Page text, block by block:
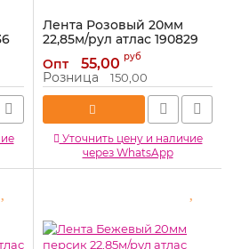
Лента Розовый 20мм
22,85м/рул атлас 190829
Артикул: 190829
Опт 55,00 руб
Розница 150,00
Уточнить цену и наличие
через WhatsApp